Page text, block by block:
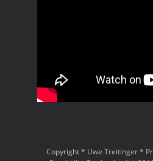
Copyright * Uwe Treitinger *